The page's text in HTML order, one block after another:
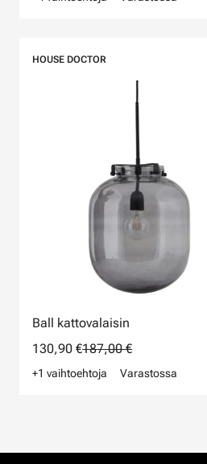
HOUSE DOCTOR
Ball kattovalaisin
130,90 €187,00 €
+1 vaihtoehtoja Varastossa